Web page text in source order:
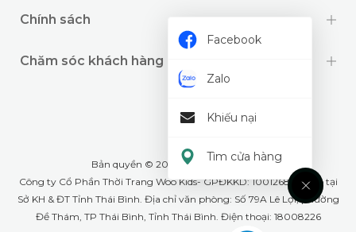
Chính sách
Chăm sóc khách hàng
Bản quyền © 2024 thuộc về Wookids
Công ty Cổ Phần Thời Trang Woo Kids- GPĐKKD: 1001268555 cấp tại
Sở KH & ĐT Tỉnh Thái Bình. Địa chỉ văn phòng: Số 79A Lê Lợi, phường
Đề Thám, TP Thái Bình, Tỉnh Thái Bình. Điện thoại: 18008226
Facebook
Zalo
Khiếu nại
Tìm cửa hàng